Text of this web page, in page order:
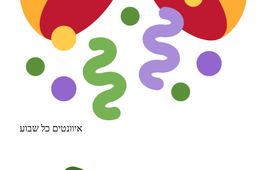
איוונטים כל שבוע